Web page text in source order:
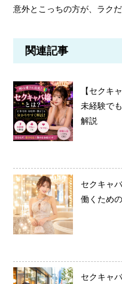
意外とこっちの方が、ラクだ
関連記事
【セクキ
未経験で
解説
セクキャ
働くため
セクキャ